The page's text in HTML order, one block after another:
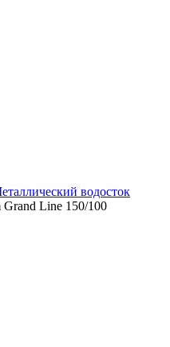
водосток
Line 150/100